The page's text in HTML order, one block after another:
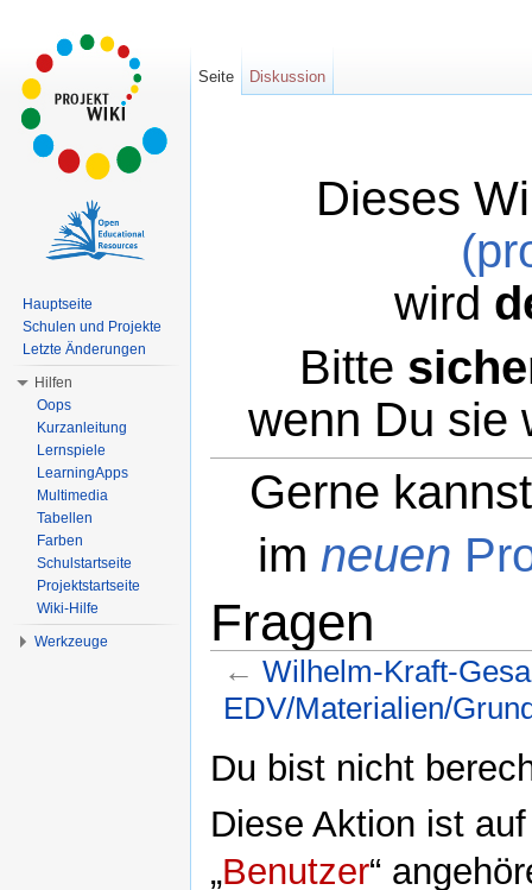
Dieses
wird
Bitte
wenn Du sie
Gerne
im neuen
Fragen
← Wilhelm-Kraft-
EDV/Materialien/
Du bist nicht
Diese Aktion ist
„Benutzer“
Seite Diskussion
Hauptseite
Schulen und Projekte
Letzte Änderungen
Hilfen
Oops
Kurzanleitung
Lernspiele
LearningApps
Multimedia
Tabellen
Farben
Schulstartseite
Projektstartseite
Wiki-Hilfe
Werkzeuge